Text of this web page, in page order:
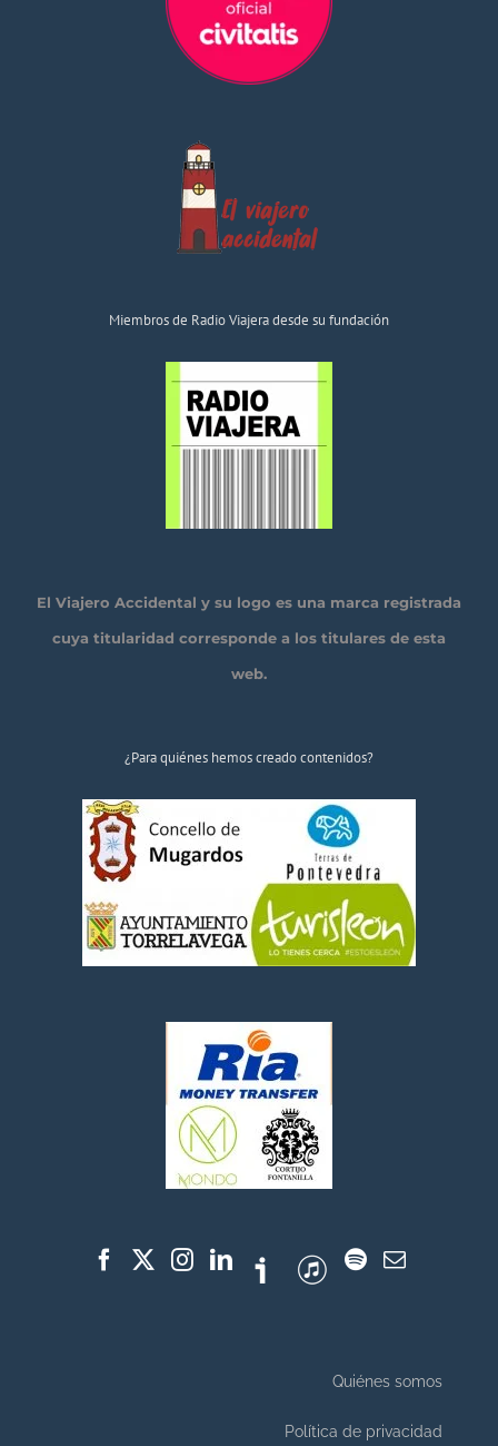
Miembros de Radio Viajera desde su fundación
El Viajero Accidental y su logo es una marca registrada
cuya titularidad corresponde a los titulares de esta
web.
¿Para quiénes hemos creado contenidos?
Quiénes somos
Política de privacidad